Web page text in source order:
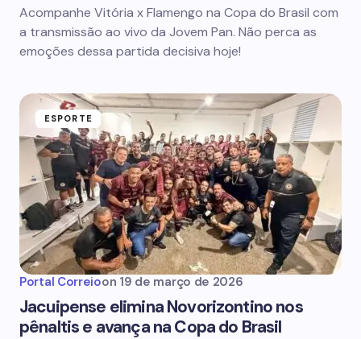
Acompanhe Vitória x Flamengo na Copa do Brasil com
a transmissão ao vivo da Jovem Pan. Não perca as
emoções dessa partida decisiva hoje!
ESPORTE
Portal Correioon 19 de março de 2026
Jacuipense elimina Novorizontino nos
pênaltis e avança na Copa do Brasil